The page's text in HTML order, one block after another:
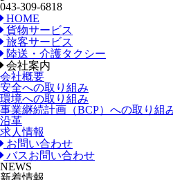
043-309-6818
HOME
貨物サービス
旅客サービス
陸送・介護タクシー
会社案内
会社概要
安全への取り組み
環境への取り組み
事業継続計画（BCP）への取り組
沿革
求人情報
お問い合わせ
バスお問い合わせ
NEWS
新着情報